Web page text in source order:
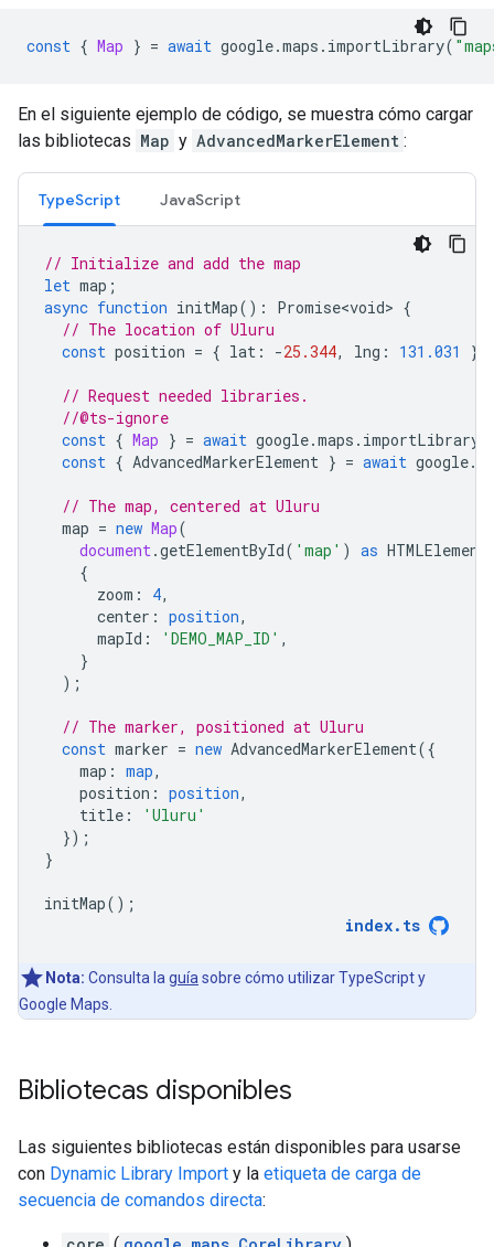
const { Map } = await google.maps . importLibrary(
En el siguiente ejemplo de código, se muestra cómo cargar
las bibliotecas Map y AdvancedMarkerElement :
TypeScript JavaScript
// Initialize and add the map
let map ;
async function initMap() : Promise<void> {
// The location of Uluru
const position = { lat : -25.344, lng : 131.031 };
// Request needed libraries.
//@ts-ignore
const { Map } = await google.maps . importLibrary
const { AdvancedMarkerElement } = await google.
// The map, centered at Uluru
map = new Map(
document.getElementById( 'map' ) as HTMLElement
{
zoom : 4,
center : position,
mapId : 'DEMO_MAP_ID' ,
}
);
// The marker, positioned at Uluru
const marker = new AdvancedMarkerElement({
map : map,
position : position,
title :
'Uluru'
});
}
initMap();
index. ts
Nota: Consulta la guía sobre cómo utilizar TypeScript y
Google Maps.
Bibliotecas disponibles
Las siguientes bibliotecas están disponibles para usarse
con Dynamic Library Import y la etiqueta de carga de
secuencia de comandos directa: